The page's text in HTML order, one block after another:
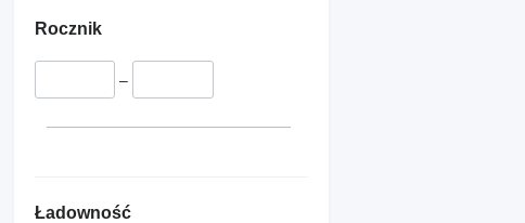
Rocznik
–
Ładowność